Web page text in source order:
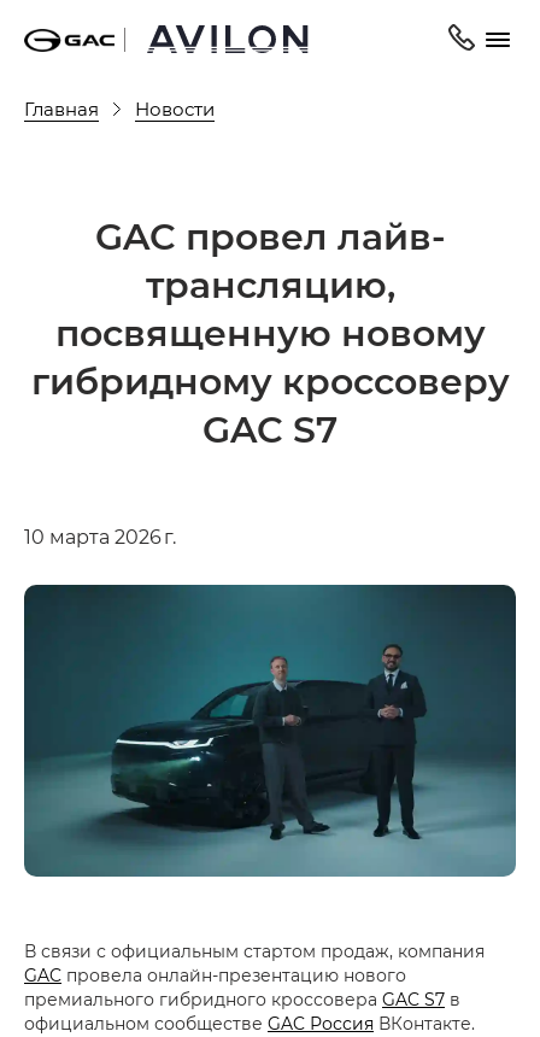
Главная Новости
GAC провел лайв-
трансляцию,
посвященную новому
гибридному кроссоверу
GAC S7
10 марта 2026 г.
В связи с официальным стартом продаж, компания
GAC провела онлайн-презентацию нового
премиального гибридного кроссовера GAC S7 в
официальном сообществе GAC Россия ВКонтакте.